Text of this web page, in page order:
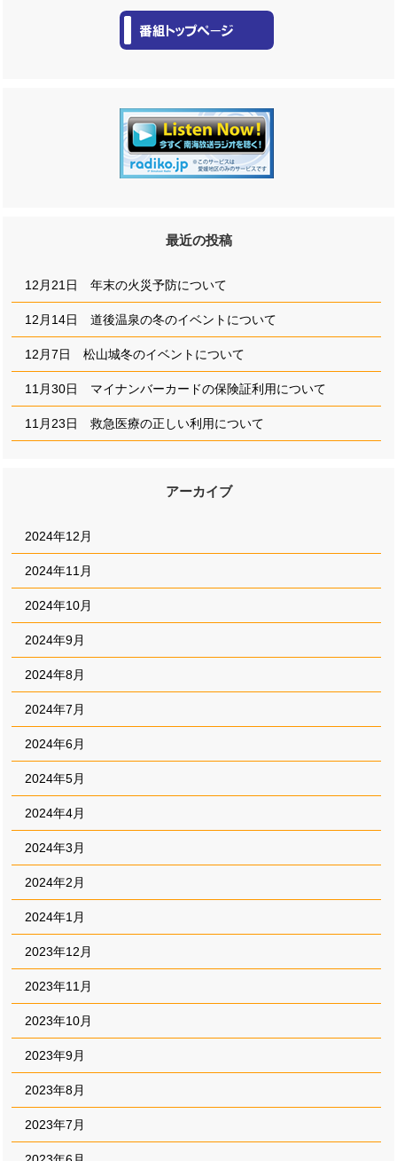
最近の投稿
12月21日 年末の火災予防について
12月14日 道後温泉の冬のイベントについて
12月7日 松山城冬のイベントについて
11月30日 マイナンバーカードの保険証利用について
11月23日 救急医療の正しい利用について
アーカイブ
2024年12月
2024年11月
2024年10月
2024年9月
2024年8月
2024年7月
2024年6月
2024年5月
2024年4月
2024年3月
2024年2月
2024年1月
2023年12月
2023年11月
2023年10月
2023年9月
2023年8月
2023年7月